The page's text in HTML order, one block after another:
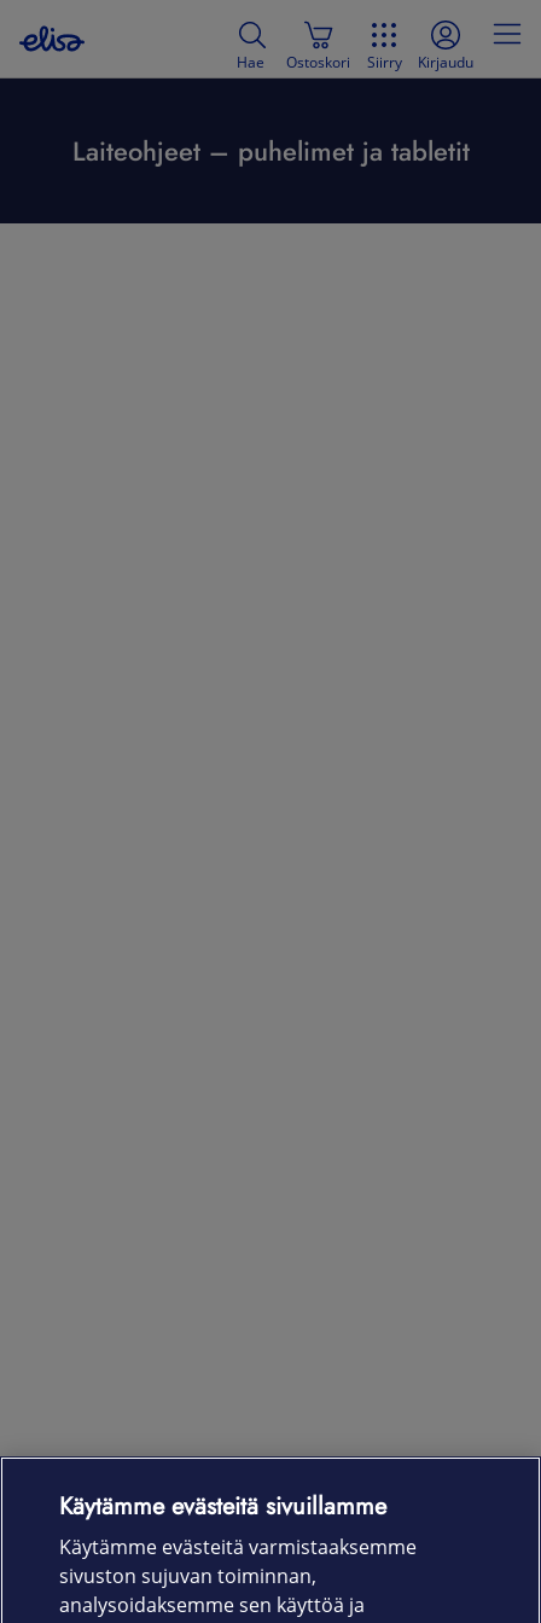
Hae Ostoskori Siirry Kirjaudu
Laiteohjeet – puhelimet ja tabletit
Laitteet & liittymät
Palvelut
Käytämme evästeitä sivuillamme
Käytämme evästeitä varmistaaksemme
sivuston sujuvan toiminnan,
analysoidaksemme sen käyttöä ja